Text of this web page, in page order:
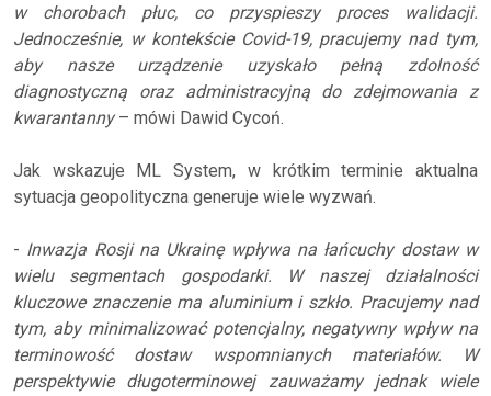
w chorobach płuc, co przyspieszy proces walidacji.
Jednocześnie, w kontekście Covid-19, pracujemy nad tym,
aby nasze urządzenie uzyskało pełną zdolność
diagnostyczną oraz administracyjną do zdejmowania z
kwarantanny– mówi Dawid Cycoń.
Jak wskazuje ML System, w krótkim terminie aktualna
sytuacja geopolityczna generuje wiele wyzwań.
- Inwazja Rosji na Ukrainę wpływa na łańcuchy dostaw w
wielu segmentach gospodarki. W naszej działalności
kluczowe znaczenie ma aluminium i szkło. Pracujemy nad
tym, aby minimalizować potencjalny, negatywny wpływ na
terminowość dostaw wspomnianych materiałów. W
perspektywie długoterminowej zauważamy jednak wiele